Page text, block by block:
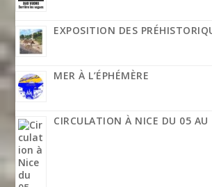
EXPOSITION DES
MER À L’ÉPHÉMÈRE
CIRCULATION À NICE DU 05